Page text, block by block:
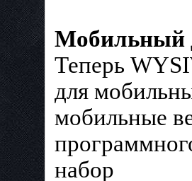
Мобильный
Теперь
для
мобильные
набор